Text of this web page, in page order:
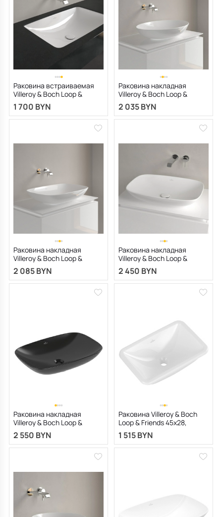
Раковина встраиваемая
Villeroy & Boch Loop &
Friends 62х38, CeramicPlus,
4A5800R1, из TitanCeram
1 700 BYN
Раковина накладная
Villeroy & Boch Loop &
Friends 62х42, CeramicPlus,
4A4801R1, из TitanCeram,
белая
2 035 BYN
Раковина накладная
Villeroy & Boch Loop &
Friends 62х42, CeramicPlus,
4A5001R1, из TitanCeram,
белая
2 085 BYN
Раковина накладная
Villeroy & Boch Loop &
Friends 62х42, CeramicPlus,
4A5001RW, из TitanCeram,
белая матовая
2 450 BYN
Раковина накладная
Villeroy & Boch Loop &
Friends 62х42,CeramicPlus,
4A5001I4, из TitanCeram,
Графит
2 550 BYN
Раковина Villeroy & Boch
Loop & Friends 45х28,
CeramicPlus, из
TitanCeram, встраиваемая
1 515 BYN